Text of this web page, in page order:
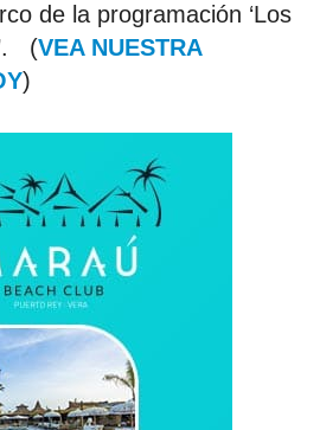
de la programación ‘Los
(VEA NUESTRA
)